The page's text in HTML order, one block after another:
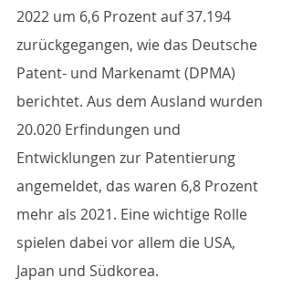
2022 um 6,6 Prozent auf 37.194
zurückgegangen, wie das Deutsche
Patent- und Markenamt (DPMA)
berichtet. Aus dem Ausland wurden
20.020 Erfindungen und
Entwicklungen zur Patentierung
angemeldet, das waren 6,8 Prozent
mehr als 2021. Eine wichtige Rolle
spielen dabei vor allem die USA,
Japan und Südkorea.